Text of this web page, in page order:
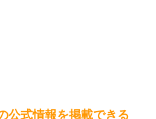
公式情報を掲載できる